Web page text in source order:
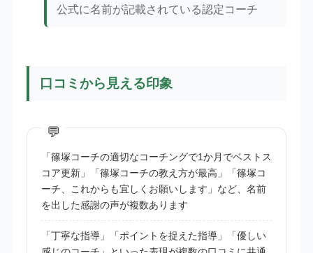
公式に名前が記載されている認定コーチ
口コミから見える印象
「篠塚コーチの適切なコーチングで1か月でベストス
コア更新」「篠塚コーチの教え方が最高」「篠塚コ
ーチ、これからも宜しくお願いします」など、名前
を出した感謝の声が複数あります
「丁寧な指導」「ポイントを捉えた指導」「優しい